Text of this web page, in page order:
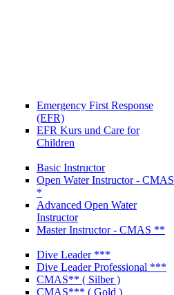
Emergency First Response
(EFR)
EFR Kurs und Care for
Children
Basic Instructor
Open Water Instructor - CMAS
*
Advanced Open Water
Instructor
Master Instructor - CMAS **
Dive Leader ***
Dive Leader Professional ***
CMAS** ( Silber )
CMAS*** ( Gold )